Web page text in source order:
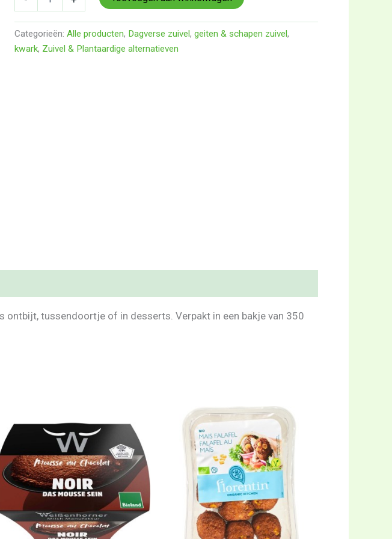
Categorieën: Alle producten, Dagverse zuivel , geiten & schapen zuivel ,
kwark, Zuivel & Plantaardige alternatieven
ontbijt, tussendoortje of in desserts. Verpakt in een bakje van 350